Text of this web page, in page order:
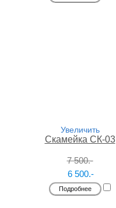
Увеличить
Скамейка СК-03
7 500.-
6 500.-
Подробнее